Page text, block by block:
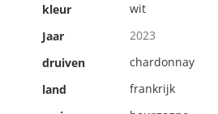
kleur
wit
Jaar
2023
druiven
chardonnay
land
frankrijk